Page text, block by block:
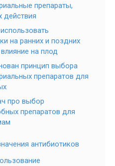
препараты,
действия
на ранних и поздних
на плод
принцип выбора
препаратов для
про выбор
препаратов для
антибиотиков